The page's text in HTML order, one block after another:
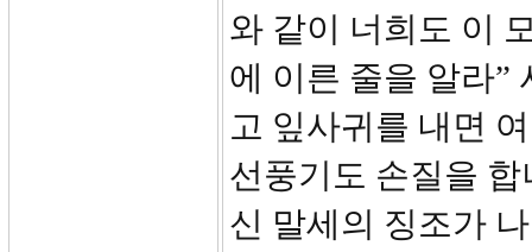
와 같이 너희도 이
에 이른 줄을 알라”
고 잎사귀를 내면
선풍기도 손질을
신 말세의 징조가